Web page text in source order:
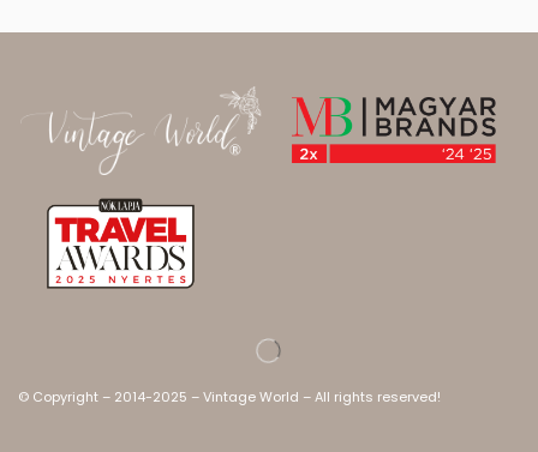
© Copyright – 2014-2025 – Vintage World – All rights reserved!